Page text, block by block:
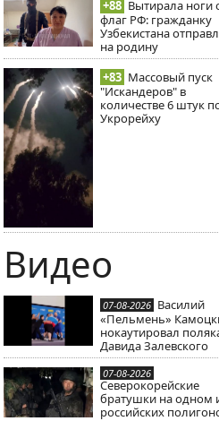
+88 Вытирала ноги
флаг РФ: гражданку
Узбекистана
на родину
+83 Массовый пуск
"Искандеров" в
количестве 6 штук
Укрорейху
Видео
07-08-2026 Василий
«Пельмень»
нокаутировал
Давида Залевского
07-08-2026
Северокорейские
братушки на одном
российских